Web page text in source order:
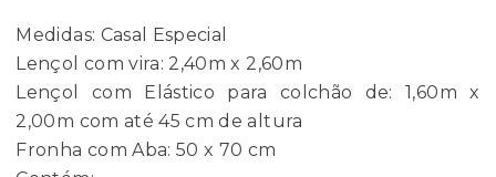
Medidas: Casal Especial
Lençol com vira: 2,40m x 2,60m
Lençol com Elástico para colchão de: 1,60m x
2,00m com até 45 cm de altura
Fronha com Aba: 50 x 70 cm